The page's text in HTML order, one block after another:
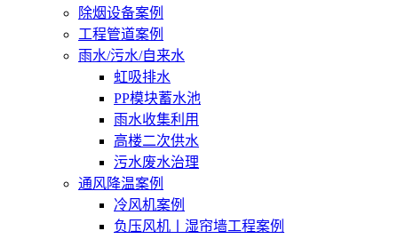
除烟设备案例
工程管道案例
雨水/污水/自来水
虹吸排水
PP模块蓄水池
雨水收集利用
高楼二次供水
污水废水治理
通风降温案例
冷风机案例
负压风机〡湿帘墙工程案例